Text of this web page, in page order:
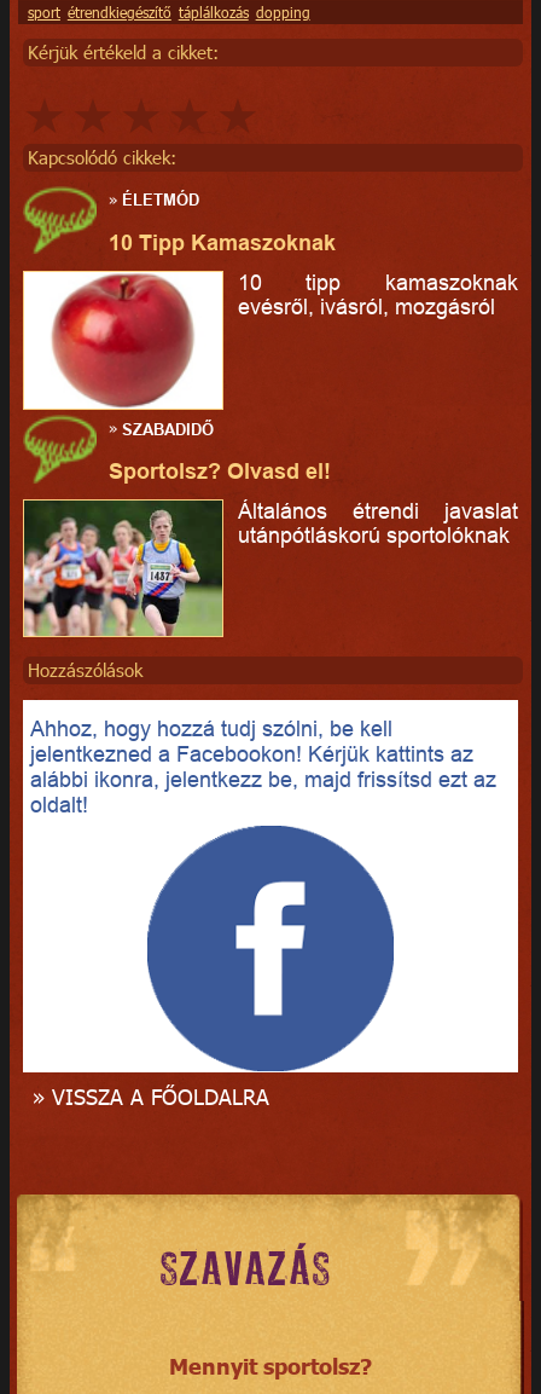
sport étrendkiegészítő táplálkozás dopping
Kérjük értékeld a cikket:
Kapcsolódó cikkek:
» ÉLETMÓD
10 Tipp Kamaszoknak
10 tipp kamaszoknak
evésről, ivásról, mozgásról
»SZABADIDŐ
Sportolsz? Olvasd el!
Általános étrendi javaslat
utánpótláskorú sportolóknak
Hozzászólások
Ahhoz, hogy hozzá tudj szólni, be kell
jelentkezned a Facebookon! Kérjük kattints az
alábbi ikonra, jelentkezz be, majd frissítsd ezt az
oldalt!
» VISSZA A FŐOLDALRA
SZAVAZÁS
Mennyit sportolsz?